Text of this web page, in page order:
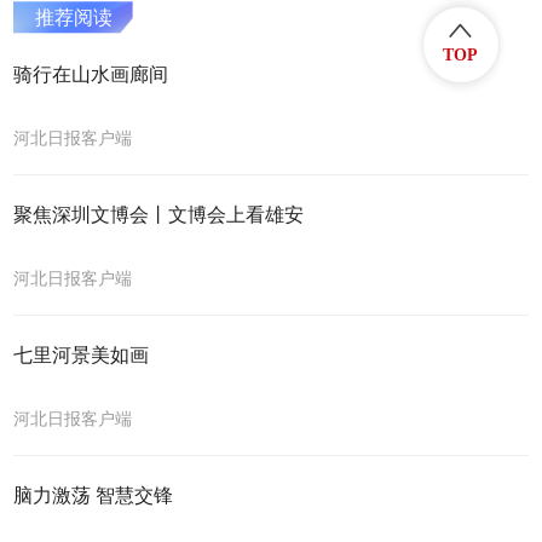
推荐阅读
骑行在山水画廊间
河北日报客户端
聚焦深圳文博会丨文博会上看雄安
河北日报客户端
七里河景美如画
河北日报客户端
脑力激荡 智慧交锋
TOP